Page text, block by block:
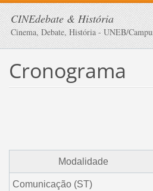
CINEdebate & História
Cinema, Debate, História - UNEB/
Cronograma
Modalidade
Comunicação (ST)